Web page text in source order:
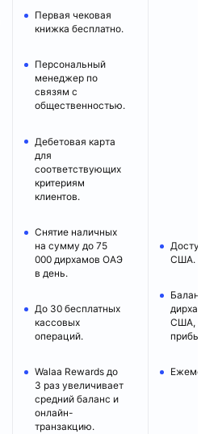
Первая чековая
книжка бесплатно.
Персональный
менеджер по
связям с
общественностью.
Дебетовая карта
для
соответствующих
критериям
клиентов.
Снятие наличных
на сумму до 75
000 дирхамов ОАЭ
в день.
До 30 бесплатных
кассовых
операций.
Walaa Rewards до
3 раз увеличивает
средний баланс и
онлайн-
транзакцию.
США.
США,
прибыли.